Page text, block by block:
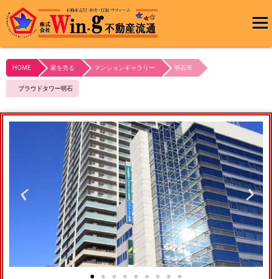
メインメ
最終更新日:2024/03/30
HOME 家を売る マンションギャラリー 明石市
プラウドタワー明石